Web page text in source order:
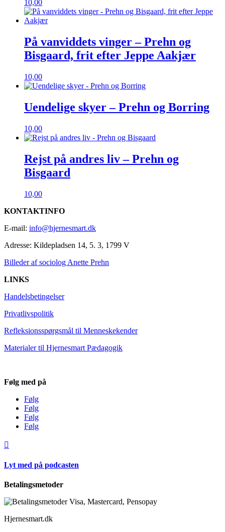
10,00
På vanviddets vinger – Prehn og
Bisgaard, frit efter Jeppe Aakjær
10,00
Uendelige skyer – Prehn og Borring
10,00
Rejst på andres liv – Prehn og
Bisgaard
10,00
KONTAKTINFO
E-mail: info@hjernesmart.dk
Adresse: Kildepladsen 14, 5. 3, 1799 V
Billeder af sociolog Anette Prehn
LINKS
Handelsbetingelser
Privatlivspolitik
Refleksionsspørgsmål til Menneskekender
Materialer til Hjernesmart Pædagogik
Følg med på
Følg
Følg
Følg
Følg

Lyt med på podcasten
Betalingsmetoder
Hjernesmart.dk